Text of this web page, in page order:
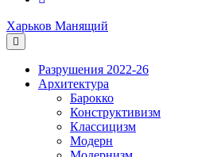
Харьков Манящий
Разрушения 2022-26
Архитектура
Барокко
Конструктивизм
Классицизм
Модерн